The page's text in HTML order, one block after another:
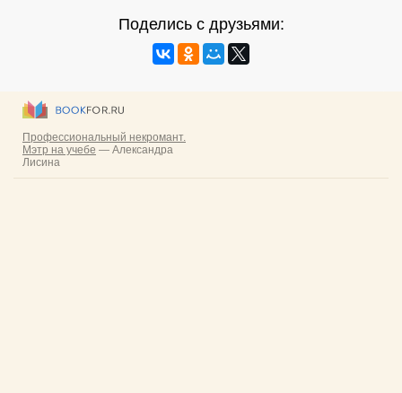
Поделись с друзьями: